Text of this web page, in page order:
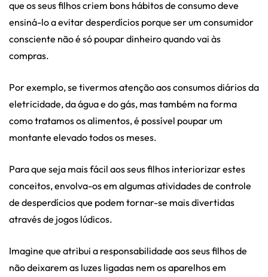
que os seus filhos criem bons hábitos de consumo deve
ensiná-lo a evitar desperdícios porque ser um consumidor
consciente não é só poupar dinheiro quando vai às
compras.
Por exemplo, se tivermos atenção aos consumos diários da
eletricidade, da água e do gás, mas também na forma
como tratamos os alimentos, é possível poupar um
montante elevado todos os meses.
Para que seja mais fácil aos seus filhos interiorizar estes
conceitos, envolva-os em algumas atividades de controle
de desperdícios que podem tornar-se mais divertidas
através de jogos lúdicos.
Imagine que atribui a responsabilidade aos seus filhos de
não deixarem as luzes ligadas nem os aparelhos em